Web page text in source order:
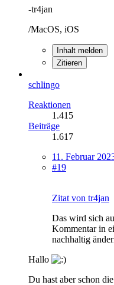
-tr4jan
/MacOS, iOS
Inhalt melden
Zitieren
schlingo
Reaktionen
1.415
Beiträge
1.617
11. Februar
#19
Zitat von tr4jan
Das wird sich
Kommentar in
nachhaltig
Hallo
Du hast aber schon